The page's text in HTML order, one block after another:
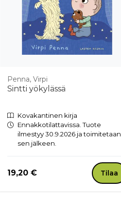
Penna, Virpi
Sintti yökylässä
Kovakantinen kirja
Ennakkotilattavissa. Tuote
ilmestyy 30.9.2026 ja toimitetaan
sen jälkeen.
Hinta nyt
19,20 € Tilaa